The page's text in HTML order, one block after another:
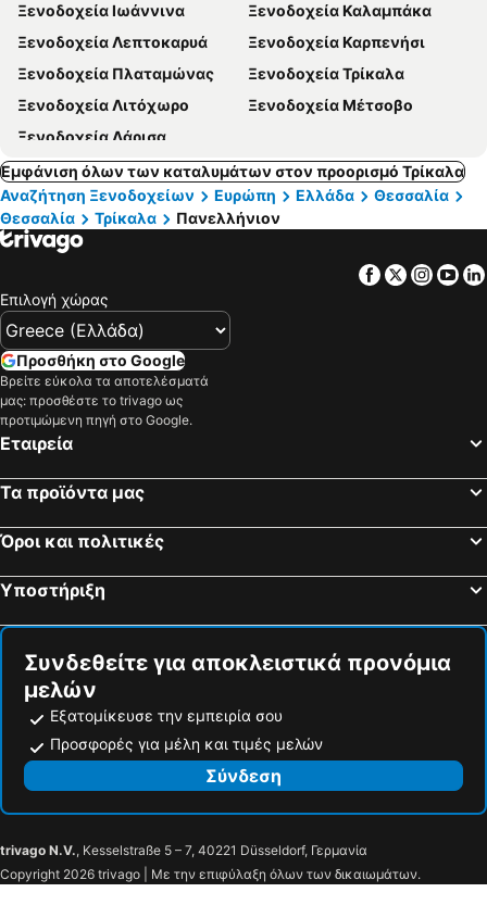
Ξενοδοχεία Ιωάννινα
Ξενοδοχεία Καλαμπάκα
Ξενοδοχεία Λεπτοκαρυά
Ξενοδοχεία Καρπενήσι
Ξενοδοχεία Πλαταμώνας
Ξενοδοχεία Τρίκαλα
Ξενοδοχεία Λιτόχωρο
Ξενοδοχεία Μέτσοβο
Ξενοδοχεία Λάρισα
Εμφάνιση όλων των καταλυμάτων στον προορισμό Τρίκαλα
Αναζήτηση Ξενοδοχείων
Ευρώπη Ελλάδα
Θεσσαλία
Θεσσαλία
Τρίκαλα Πανελλήνιον
Facebook
Twitter
Επιλογή χώρας
Προσθήκη στο Google
Βρείτε εύκολα τα αποτελέσματά
μας: προσθέστε το trivago ως
προτιμώμενη πηγή στο Google.
Εταιρεία
Τα προϊόντα μας
Όροι και πολιτικές
Υποστήριξη
Συνδεθείτε για αποκλειστικά προνόμια
μελών
Εξατομίκευσε την εμπειρία σου
Προσφορές για μέλη και τιμές μελών
Σύνδεση
trivago N.V., Kesselstraße 5 – 7, 40221 Düsseldorf, Γερμανία
Copyright 2026 trivago | Με την επιφύλαξη όλων των δικαιωμάτων.